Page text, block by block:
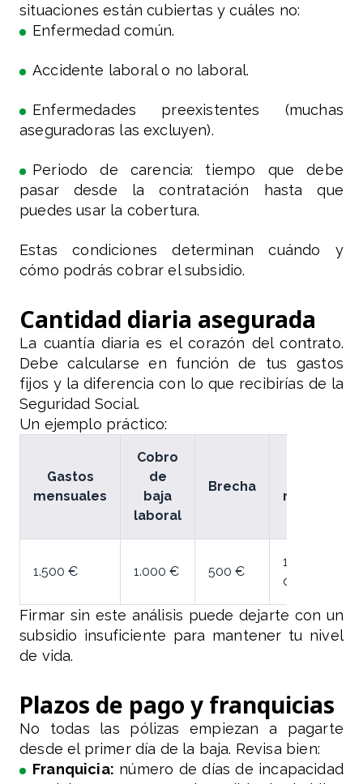
situaciones están cubiertas y cuáles no:
Enfermedad común.
Accidente laboral o no laboral.
Enfermedades preexistentes (muchas
aseguradoras las excluyen).
Periodo de carencia: tiempo que debe
pasar desde la contratación hasta que
puedes usar la cobertura.
Estas condiciones determinan cuándo y
cómo podrás cobrar el subsidio.
Cantidad diaria asegurada
La cuantía diaria es el corazón del contrato.
Debe calcularse en función de tus gastos
fijos y la diferencia con lo que recibirías de la
Seguridad Social.
Un ejemplo práctico:
Gastos
mensuales
Cobro
de
baja
laboral
Brecha
necesario
1.500 € 1.000 € 500 €
16,6 €
diarios
Firmar sin este análisis puede dejarte con un
subsidio insuficiente para mantener tu nivel
de vida.
Plazos de pago y franquicias
No todas las pólizas empiezan a pagarte
desde el primer día de la baja. Revisa bien:
Franquicia: número de días de incapacidad